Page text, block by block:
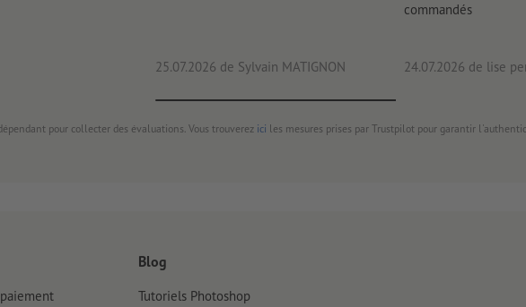
25.07.2026 de Sylvain MATIGNON
commandés
24.07.2026 de lise
pour collecter des évaluations. Vous trouverez ici les mesures prises par Trustpilot pour garantir
Blog
Tutoriels Photoshop